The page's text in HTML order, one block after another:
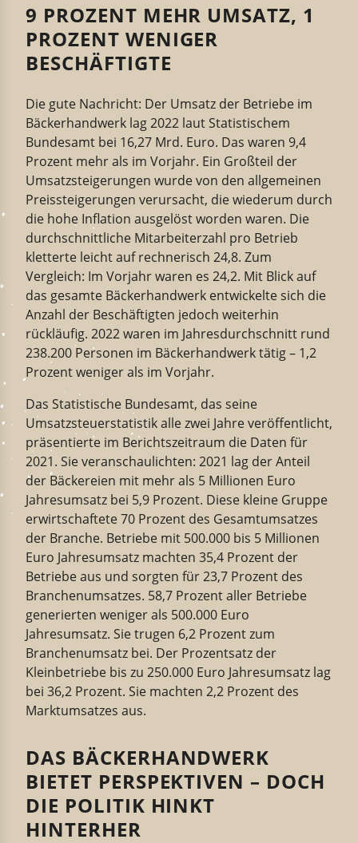
9 PROZENT MEHR UMSATZ, 1
PROZENT WENIGER
BESCHÄFTIGTE
Die gute Nachricht: Der Umsatz der Betriebe im
Bäckerhandwerk lag 2022 laut Statistischem
Bundesamt bei 16,27 Mrd. Euro. Das waren 9,4
Prozent mehr als im Vorjahr. Ein Großteil der
Umsatzsteigerungen wurde von den allgemeinen
Preissteigerungen verursacht, die wiederum durch
die hohe Inflation ausgelöst worden waren. Die
durchschnittliche Mitarbeiterzahl pro Betrieb
kletterte leicht auf rechnerisch 24,8. Zum
Vergleich: Im Vorjahr waren es 24,2. Mit Blick auf
das gesamte Bäckerhandwerk entwickelte sich die
Anzahl der Beschäftigten jedoch weiterhin
rückläufig. 2022 waren im Jahresdurchschnitt rund
238.200 Personen im Bäckerhandwerk tätig – 1,2
Prozent weniger als im Vorjahr.
Das Statistische Bundesamt, das seine
Umsatzsteuerstatistik alle zwei Jahre veröffentlicht,
präsentierte im Berichtszeitraum die Daten für
2021. Sie veranschaulichten: 2021 lag der Anteil
der Bäckereien mit mehr als 5 Millionen Euro
Jahresumsatz bei 5,9 Prozent. Diese kleine Gruppe
erwirtschaftete 70 Prozent des Gesamtumsatzes
der Branche. Betriebe mit 500.000 bis 5 Millionen
Euro Jahresumsatz machten 35,4 Prozent der
Betriebe aus und sorgten für 23,7 Prozent des
Branchenumsatzes. 58,7 Prozent aller Betriebe
generierten weniger als 500.000 Euro
Jahresumsatz. Sie trugen 6,2 Prozent zum
Branchenumsatz bei. Der Prozentsatz der
Kleinbetriebe bis zu 250.000 Euro Jahresumsatz lag
bei 36,2 Prozent. Sie machten 2,2 Prozent des
Marktumsatzes aus.
DAS BÄCKERHANDWERK
BIETET PERSPEKTIVEN – DOCH
DIE POLITIK HINKT
HINTERHER